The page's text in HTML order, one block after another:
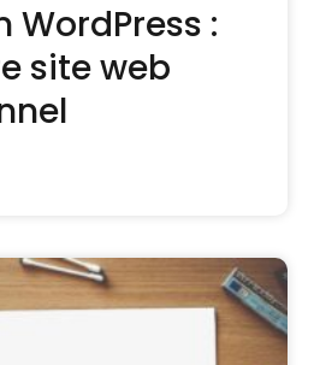
WordPress :
site web